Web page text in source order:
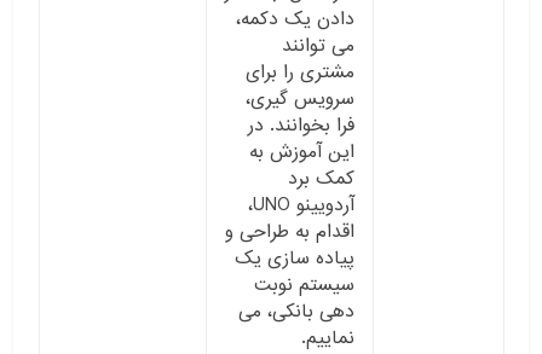
دادن یک دکمه،
می توانند
مشتری را برای
سرویس گیری،
فرا بخوانند. در
این آموزش به
کمک برد
آردویینو UNO،
اقدام به طراحی و
پیاده سازی یک
سیستم نوبت
دهی بانکی، می
نماییم.